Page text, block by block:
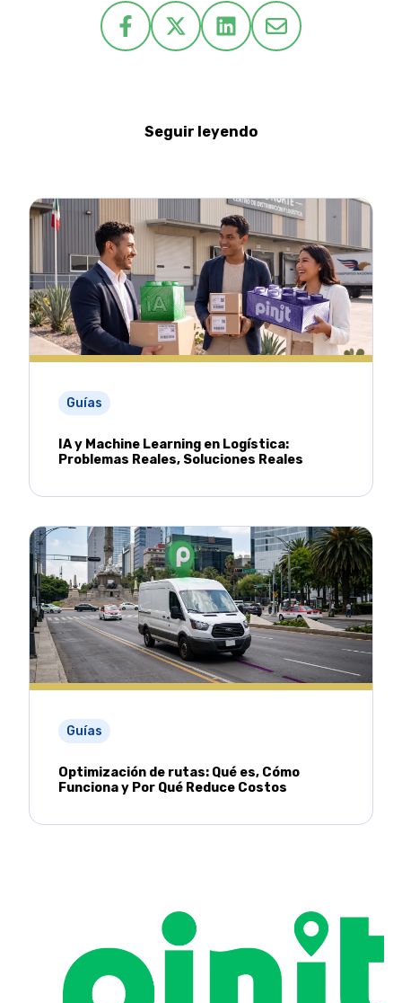
Seguir leyendo
Guías
IA y Machine Learning en Logística:
Problemas Reales, Soluciones Reales
Guías
Optimización de rutas: Qué es, Cómo
Funciona y Por Qué Reduce Costos